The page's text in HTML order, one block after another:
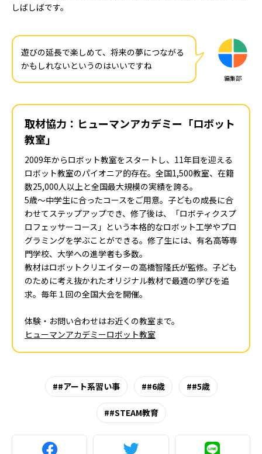
しばしばです。
遊びの延長で楽しめて、将来の夢につながる
かもしれないというのはいいですね
編集部
取材協力：ヒューマンアカデミー「ロボット
教室」
2009年からロボット教室をスタートし、11年目を迎える
ロボット教室のパイオニア的存在。全国1,500教室、在籍
数25,000人以上と全国最大規模の実績を誇る。
5歳～中学生に合ったコースをご用意。子どもの成長に合
わせてステップアップでき、修了後は、「ロボティクスプ
ロフェッサーコース」という本格的なロボット工学やプロ
グラミングを学ぶことができる。修了生には、有名高等専
門学校、大学への進学者も多数。
教材はロボットクリエイターの高橋智隆氏が監修。子ども
のために考え抜かれたオリジナル教材で最適の学びを追
求。毎年１回の全国大会を開催。
体験・お問い合わせはお近くの教室まで。
ヒューマンアカデミーロボット教室
#アート系習い事 #6歳 #5歳
#STEAM教育